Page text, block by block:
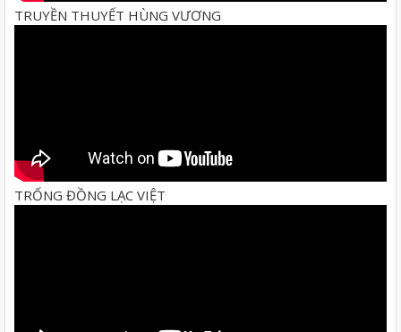
TRUYỀN THUYẾT HÙNG VƯƠNG
TRỐNG ĐỒNG LẠC VIỆT